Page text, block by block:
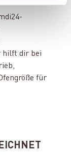
hilft dir bei
für